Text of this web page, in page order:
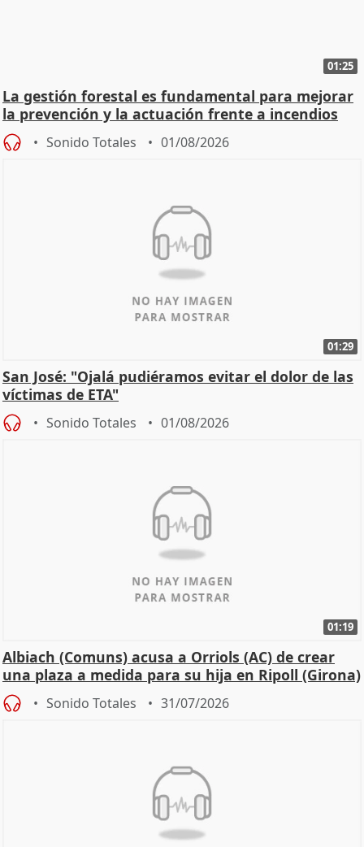
01:25
La gestión forestal es fundamental para mejorar
la prevención y la actuación frente a incendios
Sonido Totales 01/08/2026
01:29
San José: "Ojalá pudiéramos evitar el dolor de las
víctimas de ETA"
Sonido Totales 01/08/2026
01:19
Albiach (Comuns) acusa a Orriols (AC) de crear
una plaza a medida para su hija en Ripoll (Girona)
Sonido Totales 31/07/2026